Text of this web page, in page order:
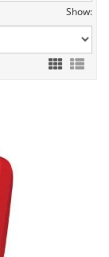
Show: